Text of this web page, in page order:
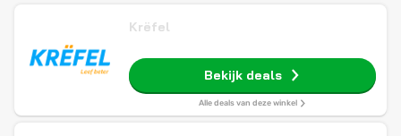
Krëfel
Bekijk deals
Alle deals van deze winkel